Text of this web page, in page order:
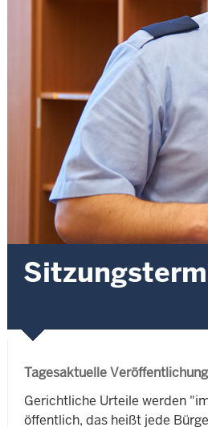
Tagesaktuelle
Gerichtliche Urteile werden
öffentlich, das heißt jede